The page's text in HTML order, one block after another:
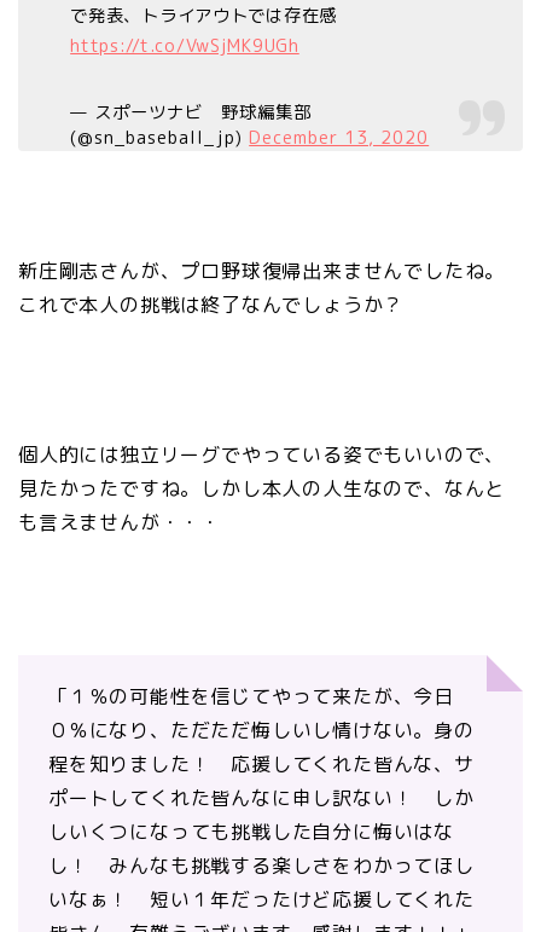
で発表、トライアウトでは存在感
https://t.co/VwSjMK9UGh
— スポーツナビ 野球編集部
(@sn_baseball_jp) December 13, 2020
新庄剛志さんが、プロ野球復帰出来ませんでしたね。
これで本人の挑戦は終了なんでしょうか？
個人的には独立リーグでやっている姿でもいいので、
見たかったですね。しかし本人の人生なので、なんと
も言えませんが・・・
「１％の可能性を信じてやって来たが、今日
０％になり、ただただ悔しいし情けない。身の
程を知りました！ 応援してくれた皆んな、サ
ポートしてくれた皆んなに申し訳ない！ しか
しいくつになっても挑戦した自分に悔いはな
し！ みんなも挑戦する楽しさをわかってほし
いなぁ！ 短い１年だったけど応援してくれた